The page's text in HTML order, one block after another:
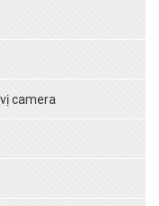
camera